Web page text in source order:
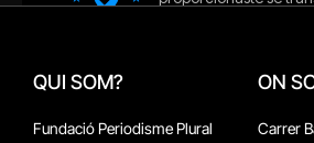
QUI SOM?
Fundació Periodisme Plural
ON
Carrer